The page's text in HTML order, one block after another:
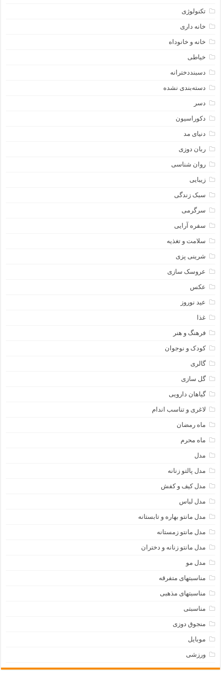
تکنولوژی
خانه داری
خانه و خانوداه
خیاطی
دسبنددخترانه
دسته‌بندی نشده
دسر
دکوراسیون
دنیای مد
ربان دوزی
روان شناسی
زیبایی
سبک زندگی
سرگرمی
سفره آرایی
سلامت و تغذیه
شرینی پزی
عروسک سازی
عکس
عید نوروز
غذا
فرهنگ و هنر
کودک و نوجوان
گالری
گل سازی
گیاهان دارویی
لاغری و تناسب اندام
ماه رمضان
ماه محرم
مدل
مدل پالتو زنانه
مدل کیف و کفش
مدل لباس
مدل مانتو بهاره و تابستانه
مدل مانتو زمستانه
مدل مانتو زنانه و دختران
مدل مو
مناسبتهای متفرقه
مناسبتهای مذهبی
مناسبتی
منجوق دوزی
موبایل
ورزشی